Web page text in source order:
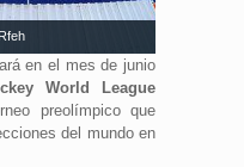
en el mes de junio
World League
preolímpico que
del mundo en